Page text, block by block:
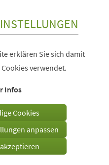
erklären Sie sich damit
verwendet.
Infos
Cookies
anpassen